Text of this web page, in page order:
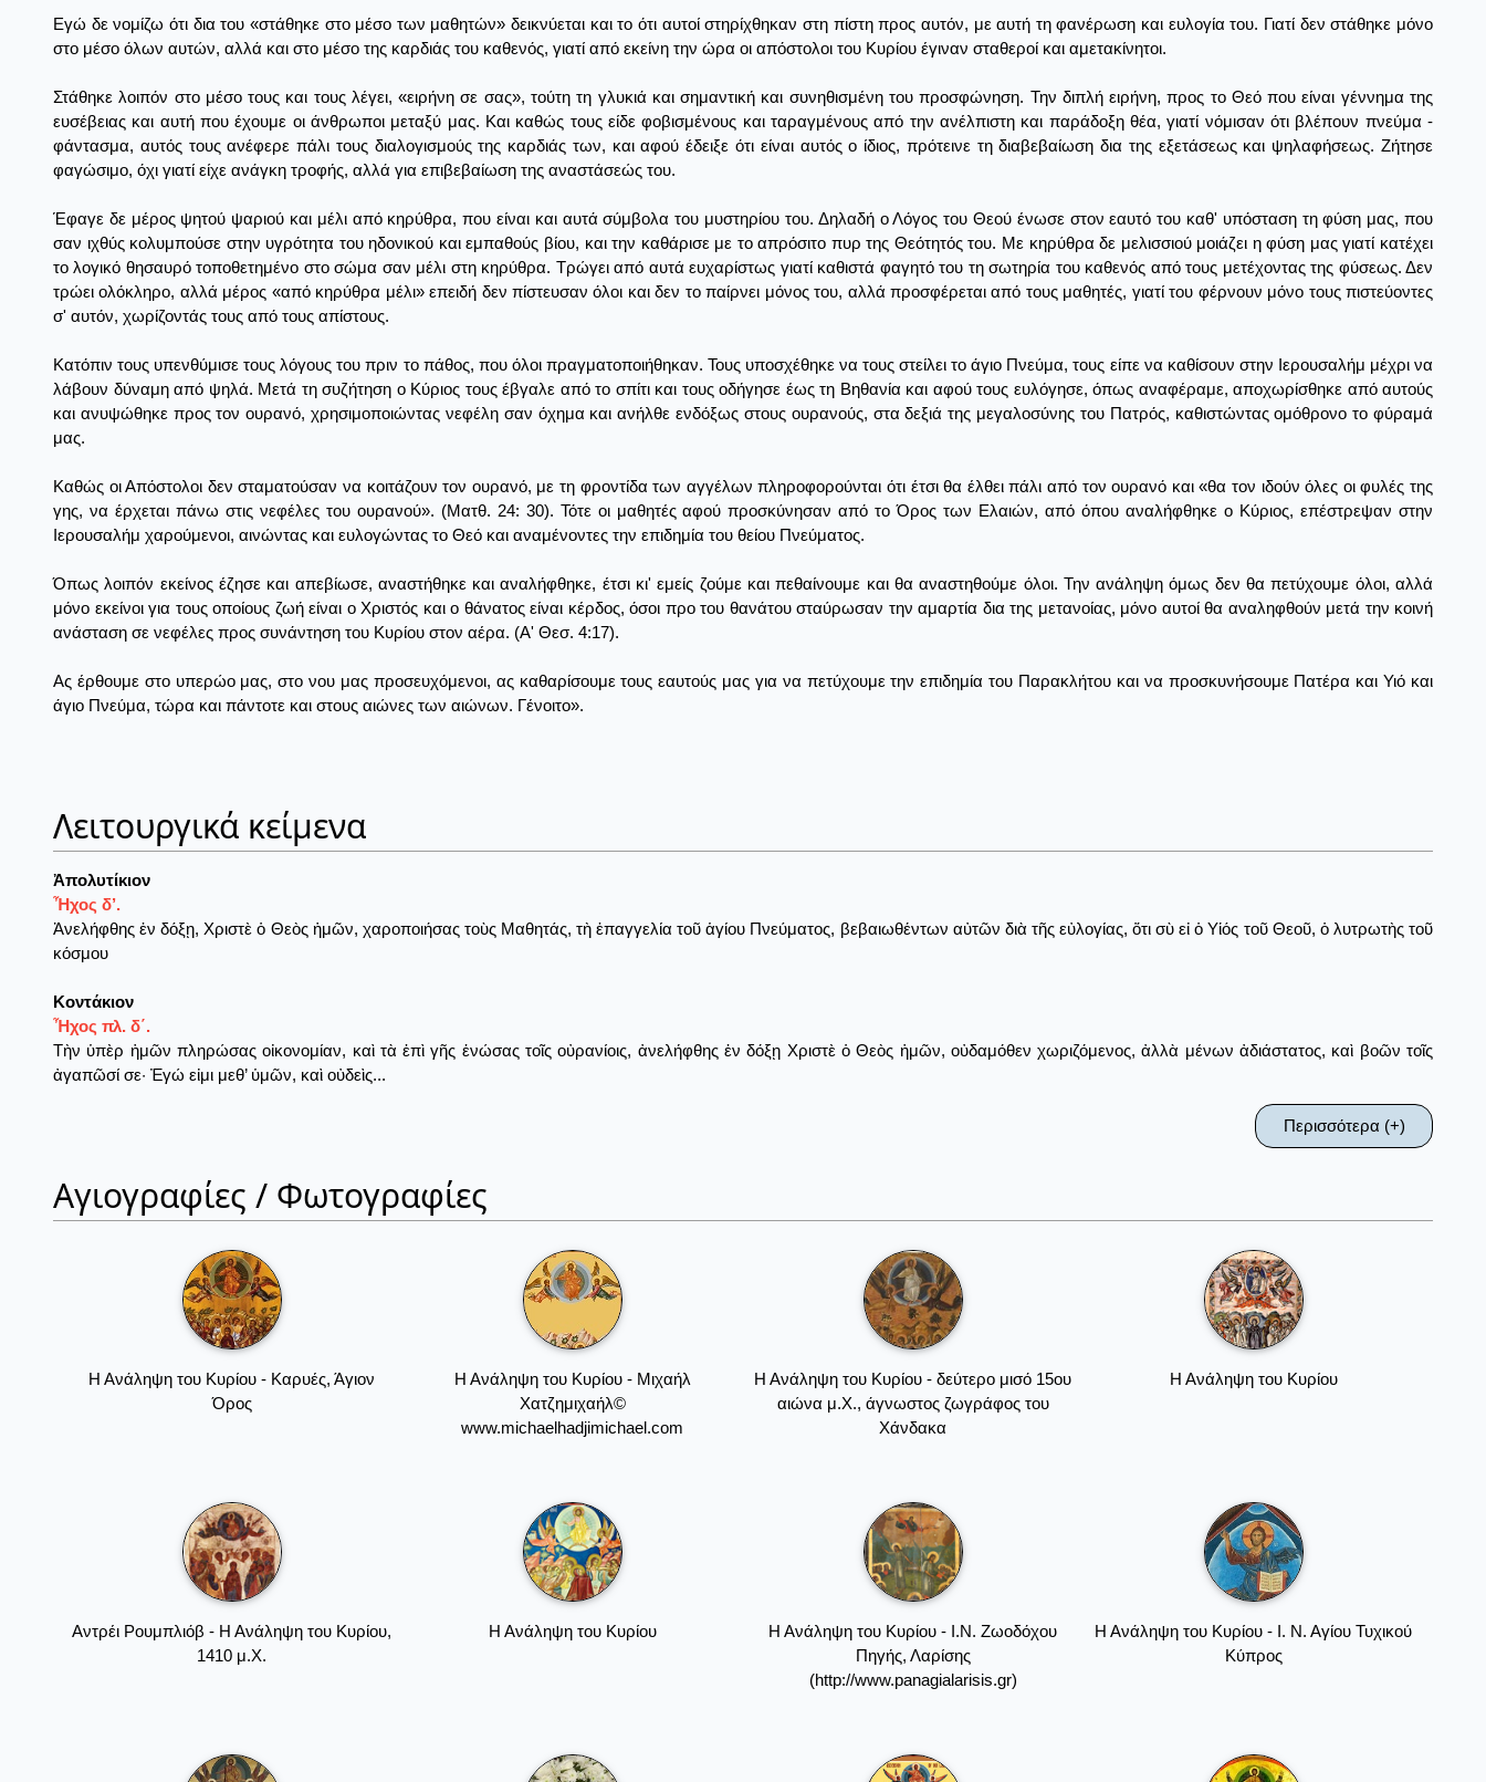
Εγώ δε νομίζω ότι δια του «στάθηκε στο μέσο των μαθητών» δεικνύεται και το ότι αυτοί στηρίχθηκαν στη πίστη προς αυτόν, με αυτή τη φανέρωση και ευλογία του. Γιατί δεν στάθηκε μόνο
στο μέσο όλων αυτών, αλλά και στο μέσο της καρδιάς του καθενός, γιατί από εκείνη την ώρα οι απόστολοι του Κυρίου έγιναν σταθεροί και αμετακίνητοι.
Στάθηκε λοιπόν στο μέσο τους και τους λέγει, «ειρήνη σε σας», τούτη τη γλυκιά και σημαντική και συνηθισμένη του προσφώνηση. Την διπλή ειρήνη, προς το Θεό που είναι γέννημα της
ευσέβειας και αυτή που έχουμε οι άνθρωποι μεταξύ μας. Και καθώς τους είδε φοβισμένους και ταραγμένους από την ανέλπιστη και παράδοξη θέα, γιατί νόμισαν ότι βλέπουν πνεύμα -
φάντασμα, αυτός τους ανέφερε πάλι τους διαλογισμούς της καρδιάς των, και αφού έδειξε ότι είναι αυτός ο ίδιος, πρότεινε τη διαβεβαίωση δια της εξετάσεως και ψηλαφήσεως. Ζήτησε
φαγώσιμο, όχι γιατί είχε ανάγκη τροφής, αλλά για επιβεβαίωση της αναστάσεώς του.
Έφαγε δε μέρος ψητού ψαριού και μέλι από κηρύθρα, που είναι και αυτά σύμβολα του μυστηρίου του. Δηλαδή ο Λόγος του Θεού ένωσε στον εαυτό του καθ' υπόσταση τη φύση μας, που
σαν ιχθύς κολυμπούσε στην υγρότητα του ηδονικού και εμπαθούς βίου, και την καθάρισε με το απρόσιτο πυρ της Θεότητός του. Με κηρύθρα δε μελισσιού μοιάζει η φύση μας γιατί κατέχει
το λογικό θησαυρό τοποθετημένο στο σώμα σαν μέλι στη κηρύθρα. Τρώγει από αυτά ευχαρίστως γιατί καθιστά φαγητό του τη σωτηρία του καθενός από τους μετέχοντας της φύσεως. Δεν
τρώει ολόκληρο, αλλά μέρος «από κηρύθρα μέλι» επειδή δεν πίστευσαν όλοι και δεν το παίρνει μόνος του, αλλά προσφέρεται από τους μαθητές, γιατί του φέρνουν μόνο τους πιστεύοντες
σ' αυτόν, χωρίζοντάς τους από τους απίστους.
Κατόπιν τους υπενθύμισε τους λόγους του πριν το πάθος, που όλοι πραγματοποιήθηκαν. Τους υποσχέθηκε να τους στείλει το άγιο Πνεύμα, τους είπε να καθίσουν στην Ιερουσαλήμ μέχρι να
λάβουν δύναμη από ψηλά. Μετά τη συζήτηση ο Κύριος τους έβγαλε από το σπίτι και τους οδήγησε έως τη Βηθανία και αφού τους ευλόγησε, όπως αναφέραμε, αποχωρίσθηκε από αυτούς
και ανυψώθηκε προς τον ουρανό, χρησιμοποιώντας νεφέλη σαν όχημα και ανήλθε ενδόξως στους ουρανούς, στα δεξιά της μεγαλοσύνης του Πατρός, καθιστώντας ομόθρονο το φύραμά
μας.
Καθώς οι Απόστολοι δεν σταματούσαν να κοιτάζουν τον ουρανό, με τη φροντίδα των αγγέλων πληροφορούνται ότι έτσι θα έλθει πάλι από τον ουρανό και «θα τον ιδούν όλες οι φυλές της
γης, να έρχεται πάνω στις νεφέλες του ουρανού». (Ματθ. 24: 30). Τότε οι μαθητές αφού προσκύνησαν από το Όρος των Ελαιών, από όπου αναλήφθηκε ο Κύριος, επέστρεψαν στην
Ιερουσαλήμ χαρούμενοι, αινώντας και ευλογώντας το Θεό και αναμένοντες την επιδημία του θείου Πνεύματος.
Όπως λοιπόν εκείνος έζησε και απεβίωσε, αναστήθηκε και αναλήφθηκε, έτσι κι' εμείς ζούμε και πεθαίνουμε και θα αναστηθούμε όλοι. Την ανάληψη όμως δεν θα πετύχουμε όλοι, αλλά
μόνο εκείνοι για τους οποίους ζωή είναι ο Χριστός και ο θάνατος είναι κέρδος, όσοι προ του θανάτου σταύρωσαν την αμαρτία δια της μετανοίας, μόνο αυτοί θα αναληφθούν μετά την κοινή
ανάσταση σε νεφέλες προς συνάντηση του Κυρίου στον αέρα. (Α' Θεσ. 4:17).
Ας έρθουμε στο υπερώο μας, στο νου μας προσευχόμενοι, ας καθαρίσουμε τους εαυτούς μας για να πετύχουμε την επιδημία του Παρακλήτου και να προσκυνήσουμε Πατέρα και Υιό και
άγιο Πνεύμα, τώρα και πάντοτε και στους αιώνες των αιώνων. Γένοιτο».
Λειτουργικά κείμενα
Ἀπολυτίκιον
Ἦχος δ’.
Ἀνελήφθης ἐν δόξῃ, Χριστὲ ὁ Θεὸς ἡμῶν, χαροποιήσας τοὺς Μαθητάς, τὴ ἐπαγγελία τοῦ ἁγίου Πνεύματος, βεβαιωθέντων αὐτῶν διὰ τῆς εὐλογίας, ὅτι σὺ εἰ ὁ Υἱός τοῦ Θεοῦ, ὁ λυτρωτὴς τοῦ
κόσμου
Κοντάκιον
Ἦχος πλ. δ΄.
Τὴν ὑπὲρ ἡμῶν πληρώσας οἰκονομίαν, καὶ τὰ ἐπὶ γῆς ἑνώσας τοῖς οὐρανίοις, ἀνελήφθης ἐν δόξῃ Χριστὲ ὁ Θεὸς ἡμῶν, οὐδαμόθεν χωριζόμενος, ἀλλὰ μένων ἀδιάστατος, καὶ βοῶν τοῖς
ἀγαπῶσί σε· Ἐγώ εἰμι μεθ’ ὑμῶν, καὶ οὐδεὶς...
Περισσότερα (+)
Αγιογραφίες / Φωτογραφίες
Η Ανάληψη του Κυρίου - Καρυές, Άγιον
Όρος
Η Ανάληψη του Κυρίου - Μιχαήλ
Χατζημιχαήλ©
www.michaelhadjimichael.com
Η Ανάληψη του Κυρίου - δεύτερο μισό 15ου
αιώνα μ.Χ., άγνωστος ζωγράφος του
Χάνδακα
Η Ανάληψη του Κυρίου
Αντρέι Ρουμπλιόβ - Η Ανάληψη του Κυρίου,
1410 μ.Χ.
Η Ανάληψη του Κυρίου
Η Ανάληψη του Κυρίου - Ι.Ν. Ζωοδόχου
Πηγής, Λαρίσης
(http://www.panagialarisis.gr)
Η Ανάληψη του Κυρίου - Ι. Ν. Αγίου Τυχικού
Κύπρος